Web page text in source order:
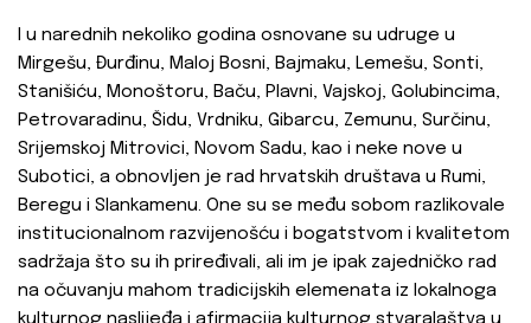
I u narednih nekoliko godina osnovane su udruge u
Mirgešu, Đurđinu, Maloj Bosni, Bajmaku, Lemešu, Sonti,
Stanišiću, Monoštoru, Baču, Plavni, Vajskoj, Golubincima,
Petrovaradinu, Šidu, Vrdniku, Gibarcu, Zemunu, Surčinu,
Srijemskoj Mitrovici, Novom Sadu, kao i neke nove u
Subotici, a obnovljen je rad hrvatskih društava u Rumi,
Beregu i Slankamenu. One su se među sobom razlikovale
institucionalnom razvijenošću i bogatstvom i kvalitetom
sadržaja što su ih priređivali, ali im je ipak zajedničko rad
na očuvanju mahom tradicijskih elemenata iz lokalnoga